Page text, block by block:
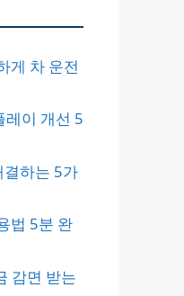
게 차 운전
레이 개선 5
결하는 5가
법 5분 완
감면 받는